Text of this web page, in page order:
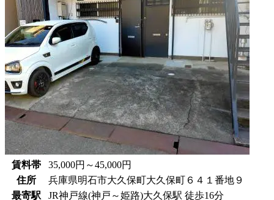
賃料帯
35,000円～45,000円
住所
兵庫県明石市大久保町大久保町６４１番地９
最寄駅
JR神戸線(神戸～姫路)大久保駅 徒歩16分